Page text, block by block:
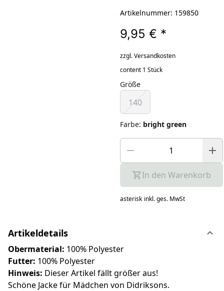
Artikelnummer: 159850
9,95 € *
zzgl. Versandkosten
content 1 Stück
Größe
140
Farbe: bright green
In den Warenkorb
asterisk inkl. ges. MwSt
Artikeldetails
Obermaterial: 100% Polyester
Futter: 100% Polyester
Hinweis: Dieser Artikel fällt größer aus!
Schöne Jacke für Mädchen von Didriksons.